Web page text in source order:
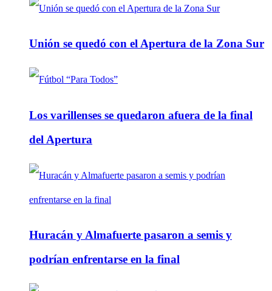
Unión se quedó con el Apertura de la Zona Sur
Los varillenses se quedaron afuera de la final
del Apertura
Huracán y Almafuerte pasaron a semis y
podrían enfrentarse en la final